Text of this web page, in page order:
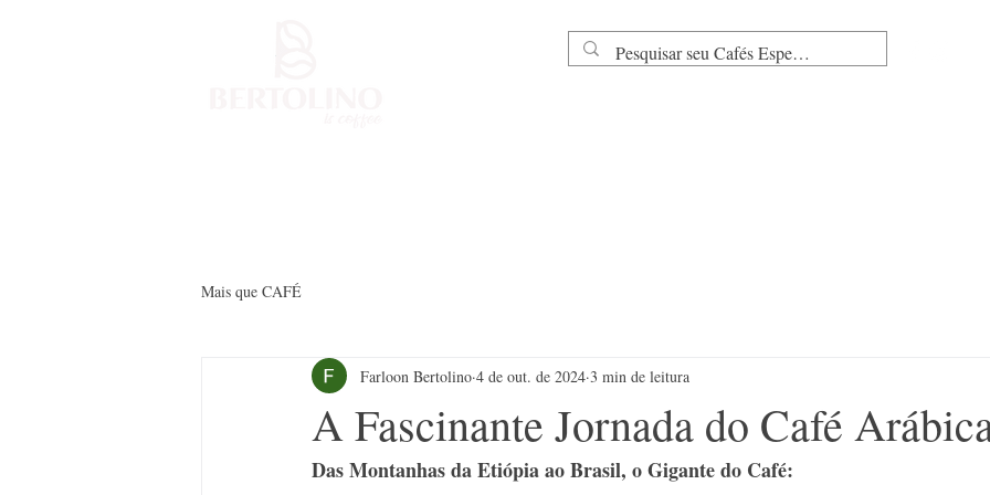
Mais que CAFÉ
A Fascinante Jornada do Café
Farloon Bertolino 4 de out. de 2024 3 min de leitura
Das Montanhas da Etiópia ao Brasil, o Gigante do Café: